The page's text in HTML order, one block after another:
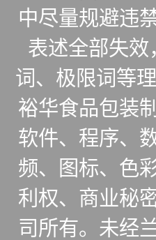
中尽量规避违
表述全部失
词、极限词等
裕华食品包装
软件、程序、
频、图标、色
利权、商业秘
司所有。未经